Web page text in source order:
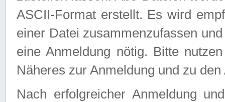
ASCII-Format erstellt. Es wird
einer Datei zusammenzufassen
eine Anmeldung nötig. Bitte
Näheres zur Anmeldung und zu
Nach erfolgreicher Anmeldung